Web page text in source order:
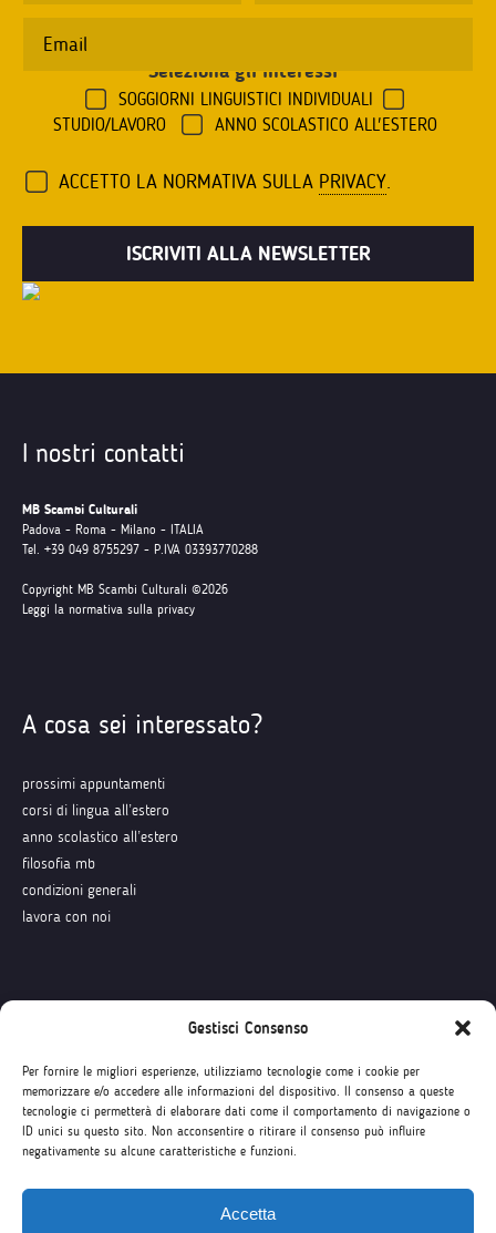
Gestisci Consenso
Per fornire le migliori esperienze, utilizziamo tecnologie come i cookie per
memorizzare e/o accedere alle informazioni del dispositivo. Il consenso a queste
tecnologie ci permetterà di elaborare dati come il comportamento di navigazione o
ID unici su questo sito. Non acconsentire o ritirare il consenso può influire
negativamente su alcune caratteristiche e funzioni.
Accetta
Seleziona gli interessi
SOGGIORNI LINGUISTICI INDIVIDUALI
STUDIO/LAVORO
ANNO SCOLASTICO ALL'ESTERO
ACCETTO LA NORMATIVA SULLA PRIVACY.
I nostri contatti
MB Scambi Culturali
Padova - Roma - Milano - ITALIA
Tel. +39 049 8755297 - P.IVA 03393770288
Copyright MB Scambi Culturali ©2026
Leggi la normativa sulla privacy
A cosa sei interessato?
prossimi appuntamenti
corsi di lingua all’estero
anno scolastico all’estero
filosofia mb
condizioni generali
lavora con noi